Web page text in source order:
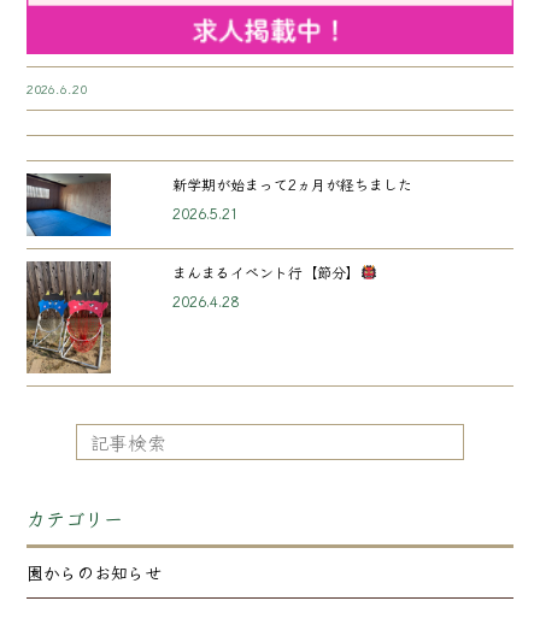
カテゴリー
園からのお知らせ
2026.6.20
新学期が始まって2ヵ月が経ちました
2026.5.21
まんまるイベント行【節分】
2026.4.28